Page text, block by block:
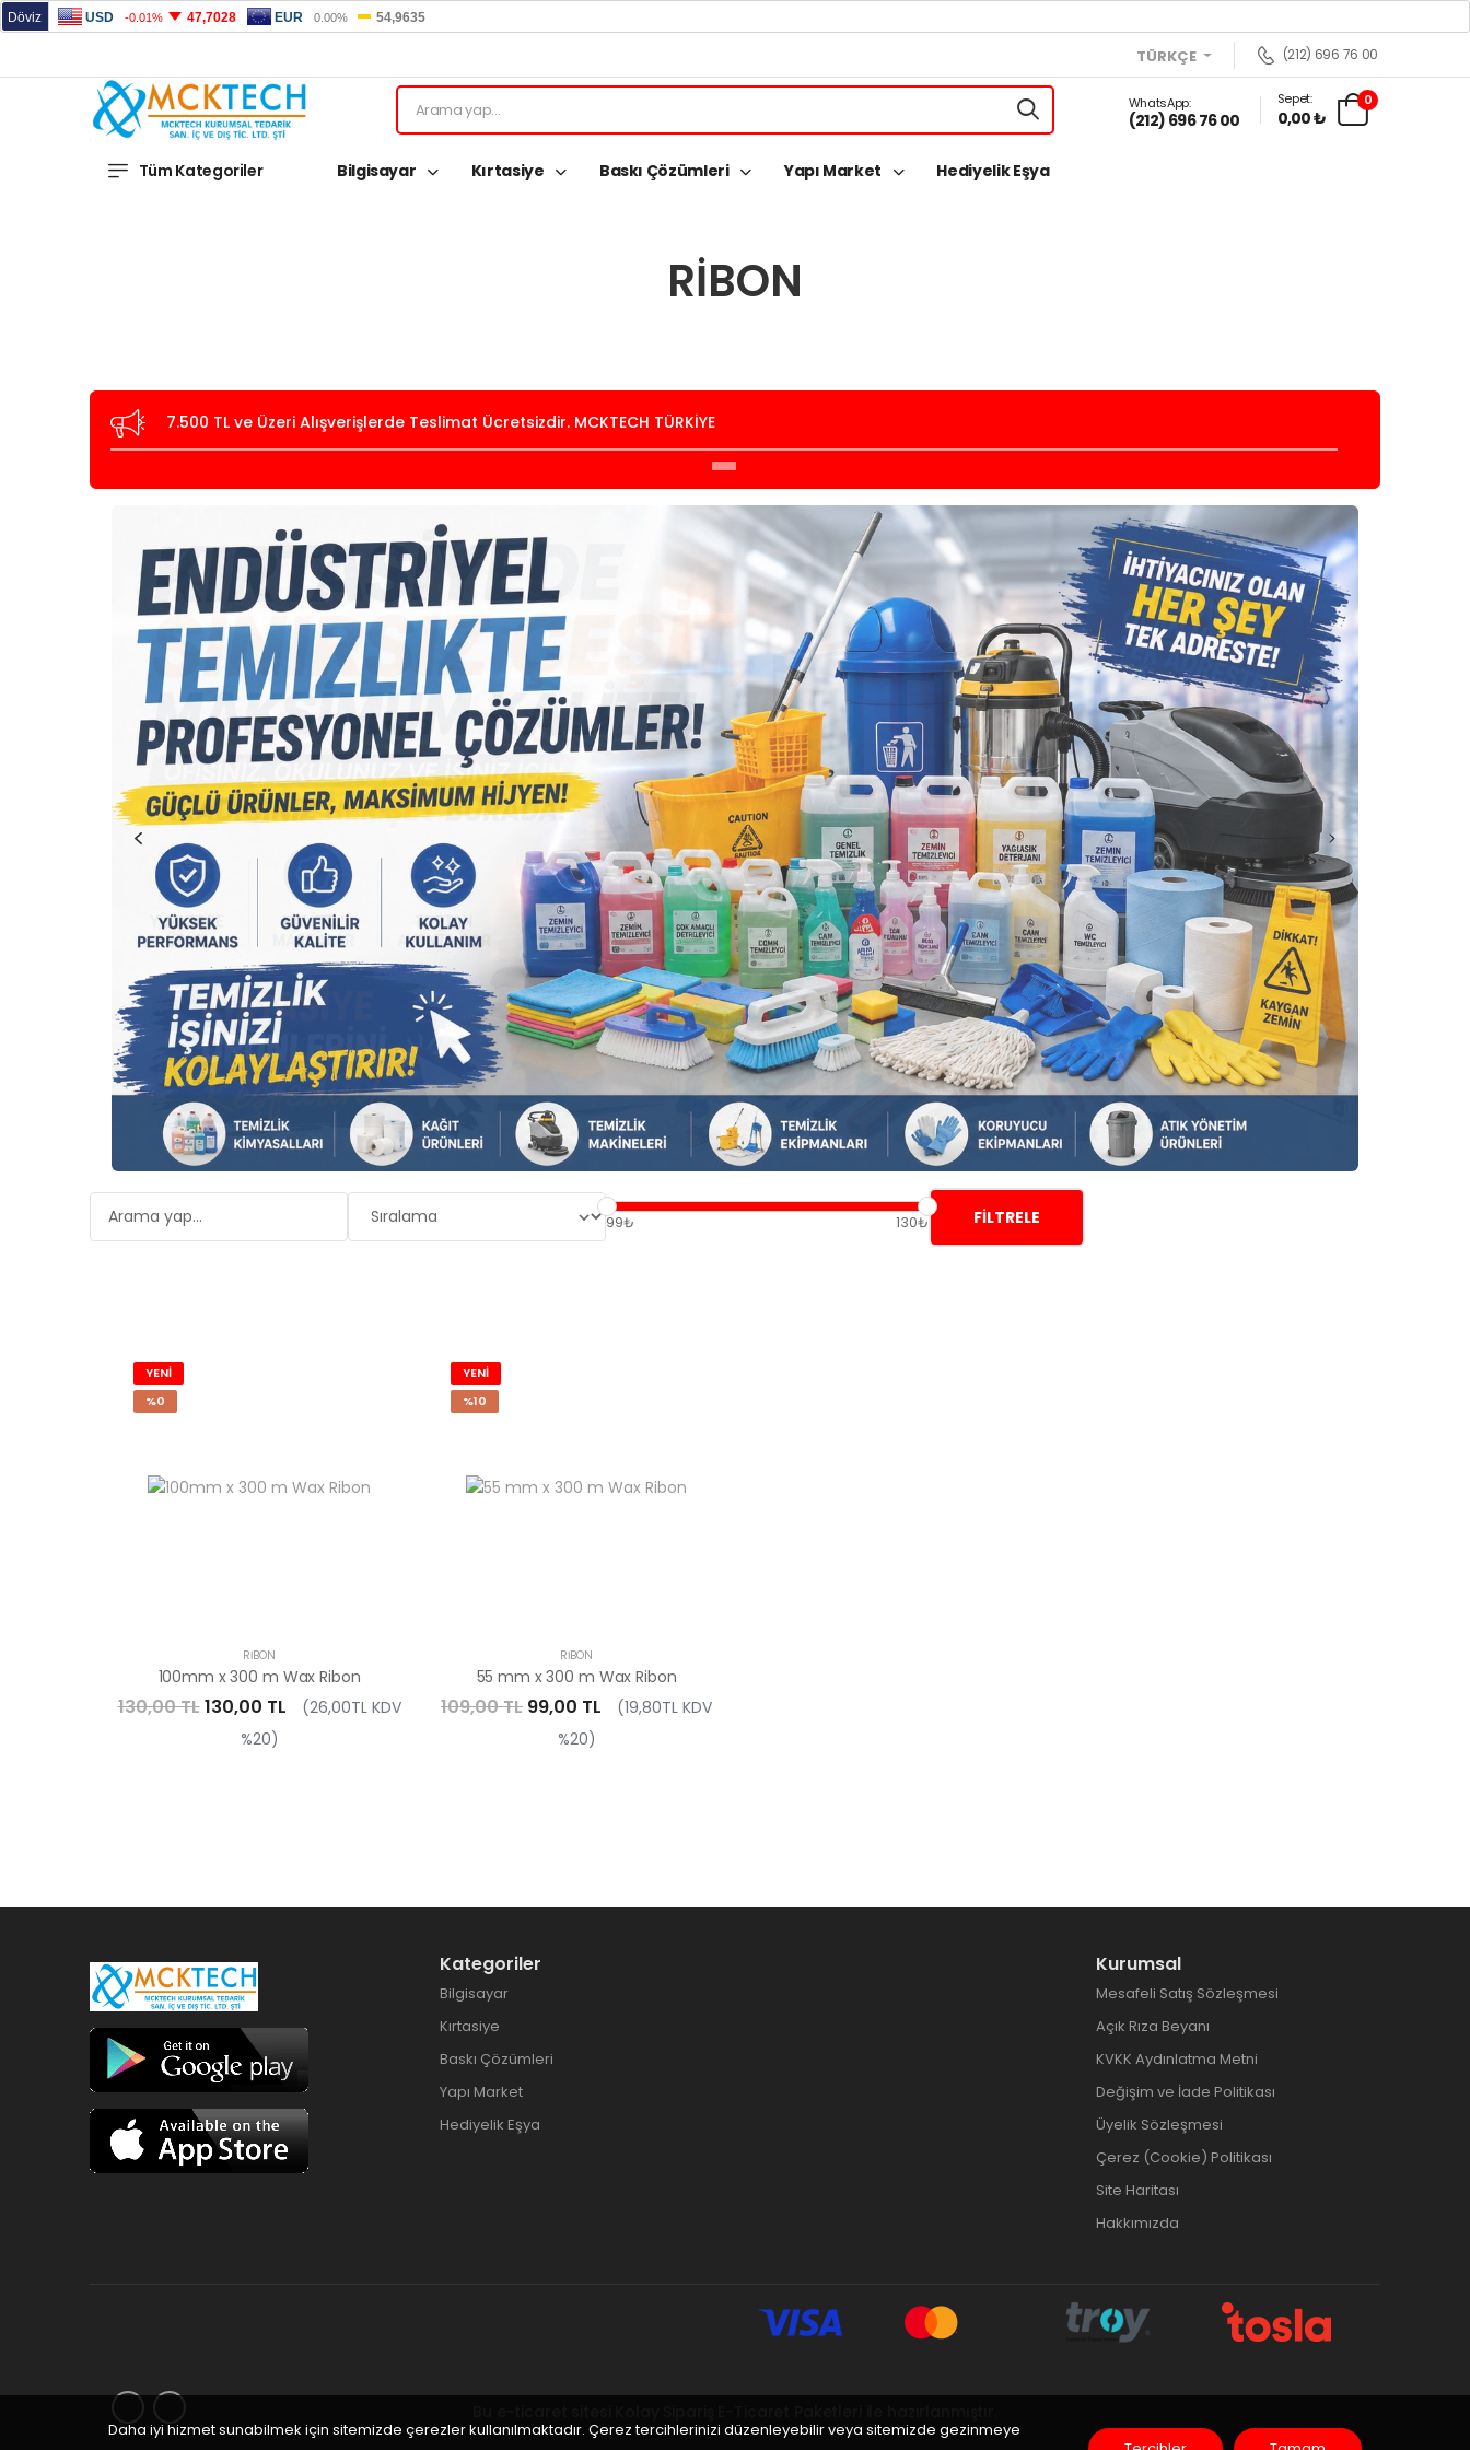
TÜRKÇE (212) 696 76 00
WhatsApp:
(212) 696 76 00
Sepet:
0,00 ₺
0
Tüm Kategoriler Bilgisayar Kırtasiye Baskı Çözümleri Yapı Market Hediyelik Eşya
RIBON
7.500 TL ve Üzeri Alışverişlerde Teslimat Ücretsizdir. MCKTECH TÜRKİYE
99₺ 130₺ FILTRELE
YENİ
%0
RIBON
100mm x 300 m Wax Ribon
130,00 TL130,00 TL
(26,00TL KDV
%20)
YENİ
%10
RIBON
55 mm x 300 m Wax Ribon
109,00 TL 99,00 TL
(19,80TL KDV
%20)
Kategoriler
Bilgisayar
Kırtasiye
Baskı Çözümleri
Yapı Market
Hediyelik Eşya
Kurumsal
Mesafeli Satış Sözleşmesi
Açık Rıza Beyanı
KVKK Aydınlatma Metni
Değişim ve İade Politikası
Üyelik Sözleşmesi
Çerez (Cookie) Politikası
Site Haritası
Hakkımızda
Daha iyi hizmet sunabilmek için sitemizde çerezler kullanılmaktadır. Çerez tercihlerinizi düzenleyebilir veya sitemizde gezinmeye